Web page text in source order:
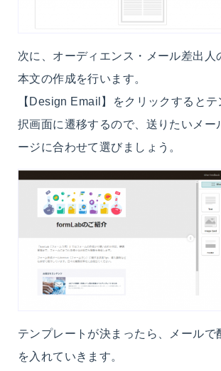
次に、オーディエンス・メール差出人
本文の作成を行います。
【Design Email】をクリックすると
択画面に遷移するので、送りたいメー
ージに合わせて選びましょう。
テンプレートが決まったら、メールで
を入れていきます。